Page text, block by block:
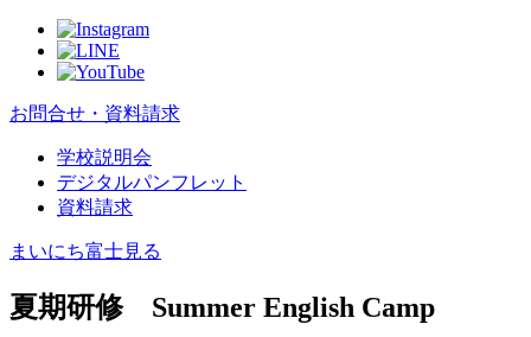
お問合せ・資料請求
学校説明会
デジタルパンフレット
資料請求
まいにち富士見る
夏期研修 Summer English Camp